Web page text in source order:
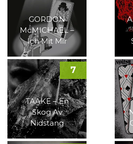
GORDON
McMICHAEL –
Ich Mit Mir
TAAKE – En
Skog Av
Nidstang
7